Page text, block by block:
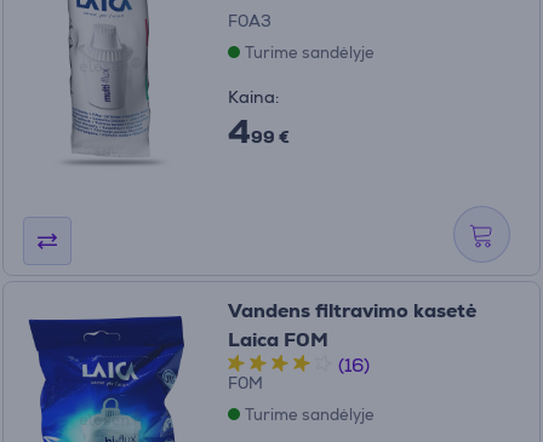
F0A3
Turime sandėlyje
Kaina:
499 €
Vandens filtravimo kasetė
Laica F0M
(16)
F0M
Turime sandėlyje